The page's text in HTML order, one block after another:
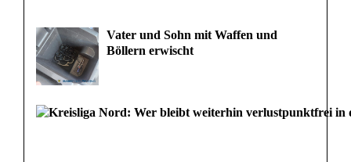
Vater und Sohn mit Waffen und
Böllern erwischt